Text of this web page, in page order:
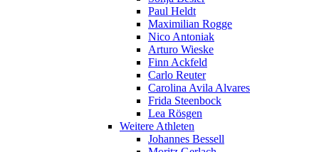
Paul Heldt
Maximilian Rogge
Nico Antoniak
Arturo Wieske
Finn Ackfeld
Carlo Reuter
Carolina Avila Alvares
Frida Steenbock
Lea Rösgen
Weitere Athleten
Johannes Bessell